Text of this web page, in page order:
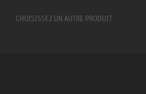
CHOISISSEZ UN AUTRE PRODUIT